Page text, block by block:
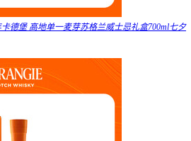
德堡 高地单一麦芽苏格兰威士忌礼盒700ml七夕